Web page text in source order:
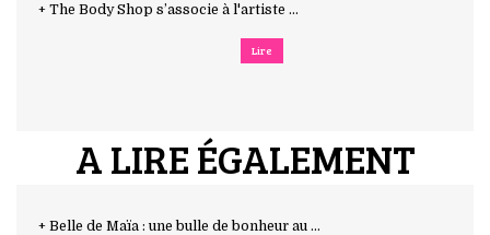
+ The Body Shop s’associe à l'artiste ...
Lire
A LIRE ÉGALEMENT
+ Belle de Maïa : une bulle de bonheur au ...